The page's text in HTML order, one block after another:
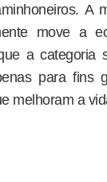
A
move a
a categoria
para fins
melhoram a